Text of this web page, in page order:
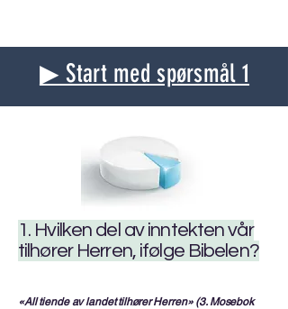
▶ Start med spørsmål 1
1. Hvilken del av inntekten vår
tilhører Herren, ifølge Bibelen?
«All tiende av landet tilhører Herren» (3. Mosebok